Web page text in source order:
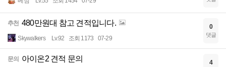
추천 480만원대 참고 견적입니다.
Skywalkers Lv.92 조회 1173 07-29
0
댓글
문의 아이온2 견적 문의 4